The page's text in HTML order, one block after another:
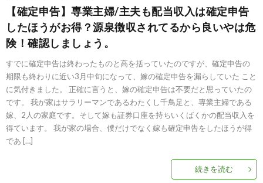
【確定申告】専業主婦/主夫も配当収入は確定申告
したほうがお得？源泉徴収されてるから良いやは危
険！確認しましょう。
すでに確定申告は終わったものと高を括っていたのですが、確定申告の
期限も終わりに近い3月中旬になって、嫁の確定申告を漏らしていた こと
に気付きました。 正確に言うと、嫁の確定申告は不要だと思っていたの
です。 我が家はサラリーマンであるわたくし千鳥足と、専業主婦である
嫁、2人の家庭です。そして嫁も証券口座を持ちいくばくかの配当収入を
得ています。 我が家の場合、僕だけでなく嫁も確定申告をしたほうが得
であ […]
続きを読む